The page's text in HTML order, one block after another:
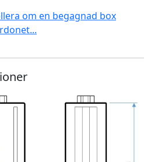
om en begagnad box